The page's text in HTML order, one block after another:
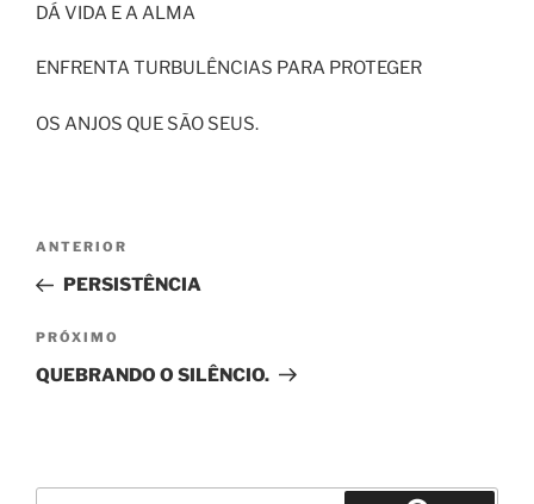
DÁ VIDA E A ALMA
ENFRENTA TURBULÊNCIAS PARA PROTEGER
OS ANJOS QUE SÃO SEUS.
Navegação
Post
Post
anterior
ANTERIOR
PERSISTÊNCIA
Próximo
post
PRÓXIMO
QUEBRANDO O SILÊNCIO.